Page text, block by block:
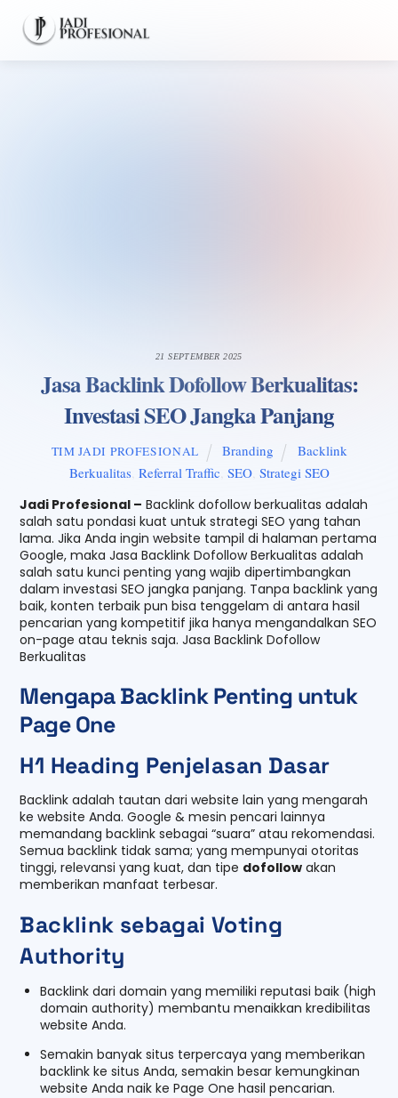
content
21 SEPTEMBER 2025
Jasa Backlink Dofollow Berkualitas:
Investasi SEO Jangka Panjang
TIM JADI PROFESIONAL Branding
Backlink
Berkualitas, Referral Traffic SEO, Strategi SEO
Jadi Profesional – Backlink dofollow berkualitas adalah
salah satu pondasi kuat untuk strategi SEO yang tahan
lama. Jika Anda ingin website tampil di halaman pertama
Google, maka Jasa Backlink Dofollow Berkualitas adalah
salah satu kunci penting yang wajib dipertimbangkan
dalam investasi SEO jangka panjang. Tanpa backlink yang
baik, konten terbaik pun bisa tenggelam di antara hasil
pencarian yang kompetitif jika hanya mengandalkan SEO
on-page atau teknis saja. Jasa Backlink Dofollow
Berkualitas
Mengapa Backlink Penting untuk
Page One
H1 Heading Penjelasan Dasar
Backlink adalah tautan dari website lain yang mengarah
ke website Anda. Google & mesin pencari lainnya
memandang backlink sebagai “suara” atau rekomendasi.
Semua backlink tidak sama; yang mempunyai otoritas
tinggi, relevansi yang kuat, dan tipe dofollow akan
memberikan manfaat terbesar.
Backlink sebagai Voting
Authority
Backlink dari domain yang memiliki reputasi baik (high
domain authority) membantu menaikkan kredibilitas
website Anda.
Semakin banyak situs terpercaya yang memberikan
backlink ke situs Anda, semakin besar kemungkinan
website Anda naik ke Page One hasil pencarian.